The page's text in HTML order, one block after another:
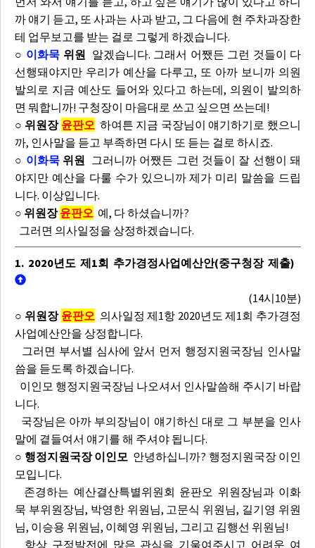
까 얘기 듣고, 또 사과는 사과 받고, 그 다음에 현 주차과장한
테 업무보고를 받는 걸로 그렇게 하겠습니다.
○ 이화묵 위원 알겠습니다. 그래서 어쨌든 그런 것들이 다
선행돼야지만 우리가 예산을 다루고, 또 아까 보니까 의원
발의로 지금 예산도 들어와 있다고 하는데, 의원이 발의하
면 뭐합니까! 구청장이 마음대로 쓰고 싶으면 쓰는데!
○ 위원장 윤판오하여튼 지금 국장님이 얘기하기로 했으니
까, 인사말을 듣고 부족하면 다시 또 듣는 걸로 하시죠.
○ 이화묵위원 그러니까 어쨌든 그런 것들이 잘 선행이 돼
야지만 예산을 다룰 수가 있으니까 제가 미리 말씀을 드립
니다. 이상입니다.
○ 위원장윤판오 예, 다 하셨습니까?
그러면 의사일정을 상정하겠습니다.
1. 2020년도 제1회 추가경정사업예산안(중구청장 제출)
(14시10분)
○ 위원장 윤판오의사일정 제1항 2020년도 제1회 추가경정
사업예산안을 상정합니다.
그러면 부서별 심사에 앞서 먼저 행정지원국장님 인사말
씀을 듣도록 하겠습니다.
이인모 행정지원국장님 나오셔서 인사말씀해 주시기 바랍
니다.
국장님은 아까 부의장님이 얘기하신 대로 그 부분을 인사
말에 곁들여서 얘기를 해 주셔야 됩니다.
○ 행정지원국장 이인모 안녕하십니까? 행정지원국장 이인
모입니다.
존경하는 예산결산특별위원회 윤판오 위원장님과 이화
묵 부위원장님, 박영한 위원님, 고문식 위원님, 길기영 위원
님, 이승용 위원님, 이혜영 위원님, 그리고 김행선 위원님!
항상 구정발전에 많은 관심을 기울여주시고 어려운 여